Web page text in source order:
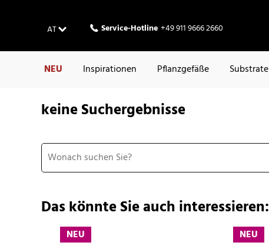
AT Service-Hotline +49 911 9666 2660
NEU Inspirationen Pflanzgefäße Substrate
keine Suchergebnisse
Das könnte Sie auch interessieren:
NEU NEU